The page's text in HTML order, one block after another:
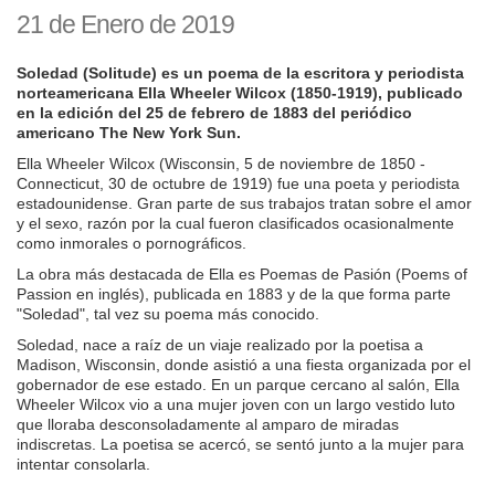
21 de Enero de 2019
Soledad (Solitude) es un poema de la escritora y periodista
norteamericana Ella Wheeler Wilcox (1850-1919), publicado
en la edición del 25 de febrero de 1883 del periódico
americano The New York Sun.
Ella Wheeler Wilcox (Wisconsin, 5 de noviembre de 1850 -
Connecticut, 30 de octubre de 1919) fue una poeta y periodista
estadounidense. Gran parte de sus trabajos tratan sobre el amor
y el sexo, razón por la cual fueron clasificados ocasionalmente
como inmorales o pornográficos.
La obra más destacada de Ella es Poemas de Pasión (Poems of
Passion en inglés), publicada en 1883 y de la que forma parte
"Soledad", tal vez su poema más conocido.
Soledad, nace a raíz de un viaje realizado por la poetisa a
Madison, Wisconsin, donde asistió a una fiesta organizada por el
gobernador de ese estado. En un parque cercano al salón, Ella
Wheeler Wilcox vio a una mujer joven con un largo vestido luto
que lloraba desconsoladamente al amparo de miradas
indiscretas. La poetisa se acercó, se sentó junto a la mujer para
intentar consolarla.